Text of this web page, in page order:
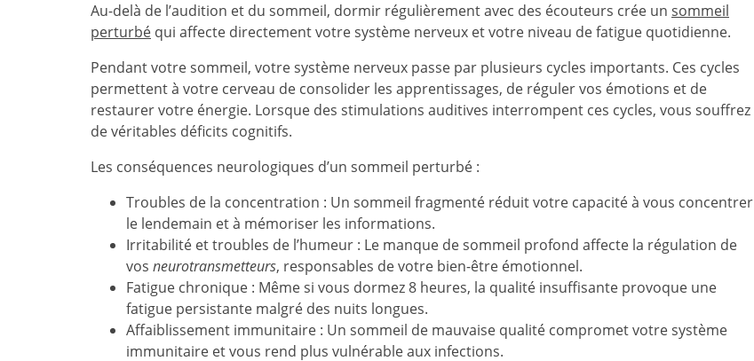
Au-delà de l’audition et du sommeil, dormir régulièrement avec des écouteurs crée un sommeil
perturbé qui affecte directement votre système nerveux et votre niveau de fatigue quotidienne.
Pendant votre sommeil, votre système nerveux passe par plusieurs cycles importants. Ces cycles
permettent à votre cerveau de consolider les apprentissages, de réguler vos émotions et de
restaurer votre énergie. Lorsque des stimulations auditives interrompent ces cycles, vous souffrez
de véritables déficits cognitifs.
Les conséquences neurologiques d’un sommeil perturbé :
Troubles de la concentration : Un sommeil fragmenté réduit votre capacité à vous concentrer
le lendemain et à mémoriser les informations.
Irritabilité et troubles de l’humeur : Le manque de sommeil profond affecte la régulation de
vos neurotransmetteurs, responsables de votre bien-être émotionnel.
Fatigue chronique : Même si vous dormez 8 heures, la qualité insuffisante provoque une
fatigue persistante malgré des nuits longues.
Affaiblissement immunitaire : Un sommeil de mauvaise qualité compromet votre système
immunitaire et vous rend plus vulnérable aux infections.